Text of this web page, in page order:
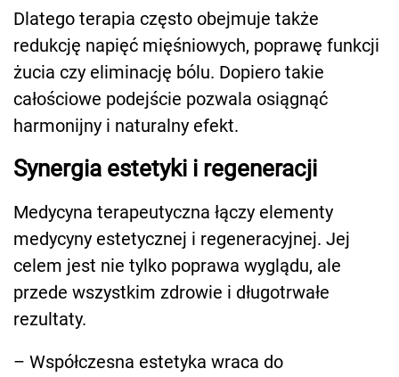
Dlatego terapia często obejmuje także
redukcję napięć mięśniowych, poprawę funkcji
żucia czy eliminację bólu. Dopiero takie
całościowe podejście pozwala osiągnąć
harmonijny i naturalny efekt.
Synergia estetyki i regeneracji
Medycyna terapeutyczna łączy elementy
medycyny estetycznej i regeneracyjnej. Jej
celem jest nie tylko poprawa wyglądu, ale
przede wszystkim zdrowie i długotrwałe
rezultaty.
– Współczesna estetyka wraca do